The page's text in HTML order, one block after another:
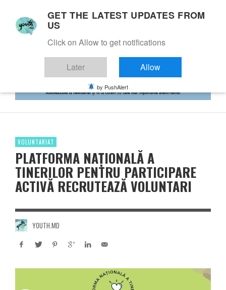
VOLUNTARIAT
PLATFORMA NAȚIONALĂ A
TINERILOR PENTRU PARTICIPARE
ACTIVĂ RECRUTEAZĂ VOLUNTARI
YOUTH.MD
GET THE LATEST UPDATES FROM
US
Click on Allow to get notifications
Later Allow
by PushAlert